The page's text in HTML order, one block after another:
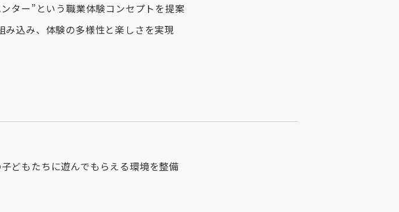
ター”という職業体験コンセプトを提案
込み、体験の多様性と楽しさを実現
どもたちに遊んでもらえる環境を整備